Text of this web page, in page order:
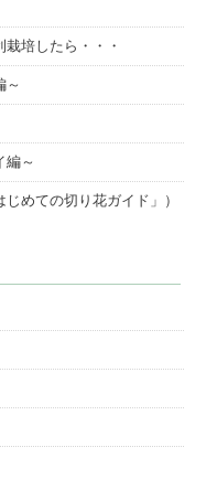
培したら・・・
～
めての切り花ガイド」）